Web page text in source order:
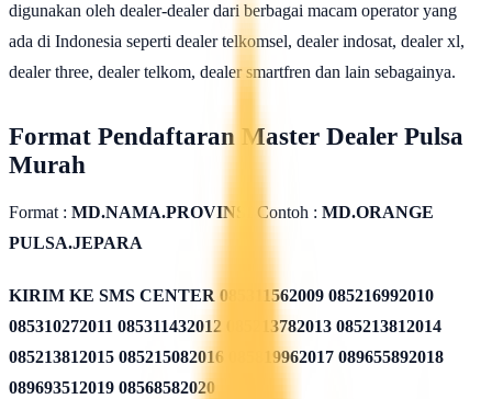
digunakan oleh dealer-dealer dari berbagai macam operator yang
ada di Indonesia seperti dealer telkomsel, dealer indosat, dealer xl,
dealer three, dealer telkom, dealer smartfren dan lain sebagainya.
Format Pendaftaran Master Dealer Pulsa
Murah
Format : MD.NAMA.PROVINSI Contoh : MD.ORANGE
PULSA.JEPARA
KIRIM KE SMS CENTER 085311562009 085216992010
085310272011 085311432012 085213782013 085213812014
085213812015 085215082016 085819962017 089655892018
089693512019 08568582020